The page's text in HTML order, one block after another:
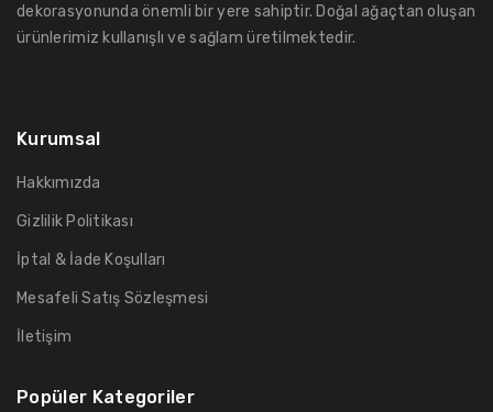
dekorasyonunda önemli bir yere sahiptir. Doğal ağaçtan oluşan
ürünlerimiz kullanışlı ve sağlam üretilmektedir.
Kurumsal
Hakkımızda
Gizlilik Politikası
İptal & İade Koşulları
Mesafeli Satış Sözleşmesi
İletişim
Popüler Kategoriler